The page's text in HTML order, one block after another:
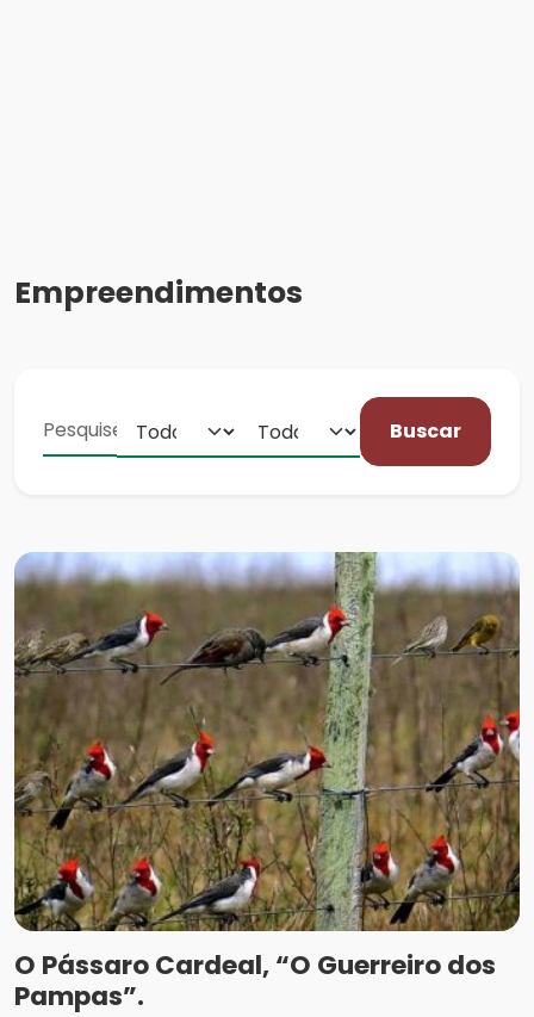
Empreendimentos
Buscar
O Pássaro Cardeal, “O Guerreiro dos
Pampas”.